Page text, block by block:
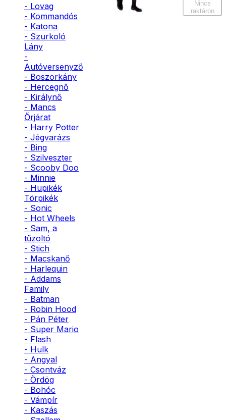
- Lovag
- Kommandós
- Katona
- Szurkoló
Lány
-
Autóversenyző
- Boszorkány
- Hercegnő
- Királynő
- Mancs
Őrjárat
- Harry Potter
- Jégvarázs
- Bing
- Szilveszter
- Scooby Doo
- Minnie
- Hupikék
Törpikék
- Sonic
- Hot Wheels
- Sam, a
tűzoltó
- Stich
- Macskanő
- Harlequin
- Addams
Family
- Batman
- Robin Hood
- Pán Péter
- Super Mario
- Flash
- Hulk
- Angyal
- Csontváz
- Ördög
- Bohóc
- Vámpír
- Kaszás
Nincs
raktáron